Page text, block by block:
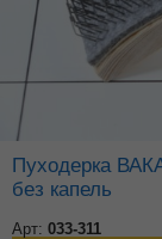
Пуходерка ВАКА деревянная для кавказских овчарок
без капель
Арт: 033-311